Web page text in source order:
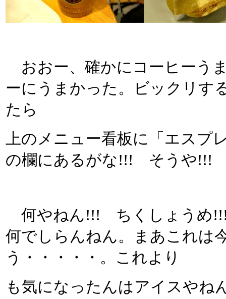
おおー、確かにコーヒーう
ーにうまかった。ビックリす
たら
上のメニュー看板に「エスプ
の欄にあるがな!!! そうや!!!
何やねん!!! ちくしょうめ
何でしらんねん。まあこれは
う・・・・・。これより
も気になったんはアイスやね